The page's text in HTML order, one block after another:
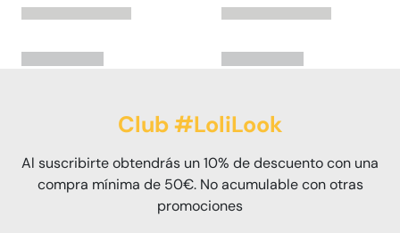
Club #LoliLook
Al suscribirte obtendrás un 10% de descuento con una
compra mínima de 50€. No acumulable con otras
promociones